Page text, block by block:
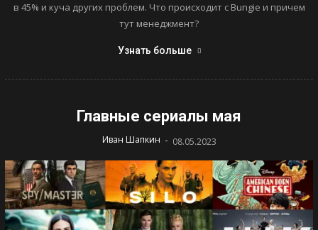
в 45% и куча других проблем. Что происходит с Bungie и причем
тут менеджмент?
Узнать больше
Главные сериалы мая
Иван Шапкин - 08.05.2023